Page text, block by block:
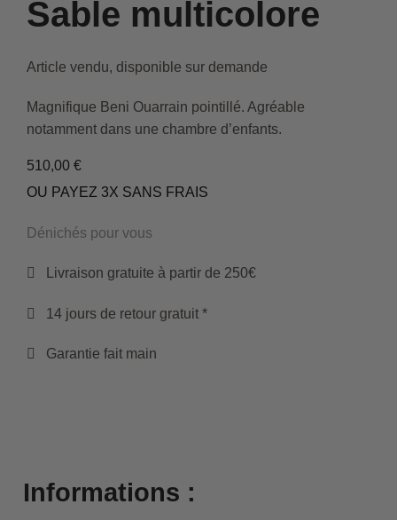
Sable multicolore
Article vendu, disponible sur demande
Magnifique Beni Ouarrain pointillé. Agréable
notamment dans une chambre d’enfants.
510,00 €
OU PAYEZ 3X SANS FRAIS
Dénichés pour vous
Livraison gratuite à partir de 250€
14 jours de retour gratuit *
Garantie fait main
Informations :